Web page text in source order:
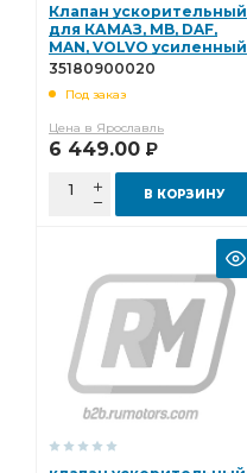
Клапан ускорительный
для КАМАЗ, MB, DAF,
MAN, VOLVO усиленный
(9730113000) SORL
35180900020
Под заказ
Цена в Ярославль
6 449.00 Р
В КОРЗИНУ